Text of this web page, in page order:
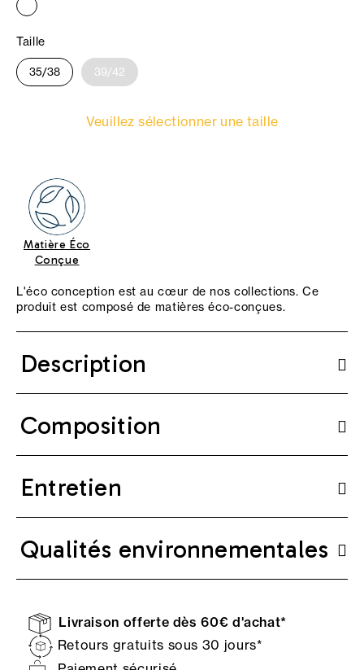
Taille
35/38 39/42
Veuillez sélectionner une taille
Matière Éco
Conçue
L'éco conception est au cœur de nos collections. Ce
produit est composé de matières éco-conçues.
Description
Composition
Entretien
Qualités environnementales
Livraison offerte dès 60€ d'achat*
Retours gratuits sous 30 jours*